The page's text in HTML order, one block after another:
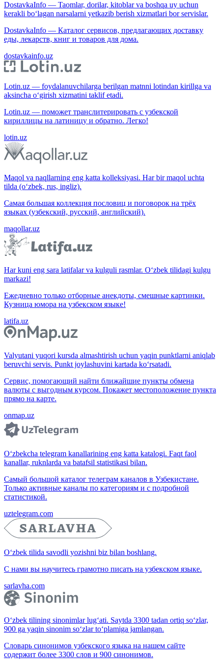
DostavkaInfo — Taomlar, dorilar, kitoblar va boshqa uy uchun
kerakli bo‘lagan narsalarni yetkazib berish xizmatlari bor servislar.
DostavkaInfo — Каталог сервисов, предлагающих доставку
еды, лекарств, книг и товаров для дома.
dostavkainfo.uz
Lotin.uz — foydalanuvchilarga berilgan matnni lotindan kirillga va
aksincha o‘girish xizmatini taklif etadi.
Lotin.uz — поможет транслитерировать с узбекской
кириллицы на латиницу и обратно. Легко!
lotin.uz
Maqol va naqllarning eng katta kolleksiyasi. Har bir maqol uchta
tilda (o‘zbek, rus, ingliz).
Самая большая коллекция пословиц и поговорок на трёх
языках (узбекский, русский, английский).
maqollar.uz
Har kuni eng sara latifalar va kulguli rasmlar. O‘zbek tilidagi kulgu
markazi!
Ежедневно только отборные анекдоты, смешные картинки.
Кузница юмора на узбекском языке!
latifa.uz
Valyutani yuqori kursda almashtirish uchun yaqin punktlarni aniqlab
beruvchi servis. Punkt joylashuvini kartada ko‘rsatadi.
Сервис, помогающий найти ближайшие пункты обмена
валюты с выгодным курсом. Покажет местоположение пункта
прямо на карте.
onmap.uz
O‘zbekcha telegram kanallarining eng katta katalogi. Faqt faol
kanallar, ruknlarda va batafsil statistikasi bilan.
Самый большой каталог телеграм каналов в Узбекистане.
Только активные каналы по категориям и с подробной
статистикой.
uztelegram.com
O‘zbek tilida savodli yozishni biz bilan boshlang.
С нами вы научитесь грамотно писать на узбекском языке.
sarlavha.com
O‘zbek tilining sinonimlar lug‘ati. Saytda 3300 tadan ortiq so‘zlar,
900 ga yaqin sinonim so‘zlar to‘plamiga jamlangan.
Словарь синонимов узбекского языка на нашем сайте
содержит более 3300 слов и 900 синонимов.